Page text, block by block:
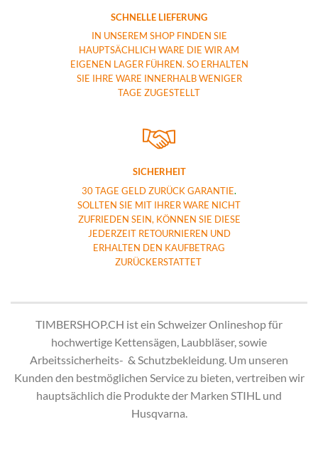
SCHNELLE LIEFERUNG
IN UNSEREM SHOP FINDEN SIE
HAUPTSÄCHLICH WARE DIE WIR AM
EIGENEN LAGER FÜHREN. SO ERHALTEN
SIE IHRE WARE INNERHALB WENIGER
TAGE ZUGESTELLT
SICHERHEIT
30 TAGE GELD ZURÜCK GARANTIE.
SOLLTEN SIE MIT IHRER WARE NICHT
ZUFRIEDEN SEIN, KÖNNEN SIE DIESE
JEDERZEIT RETOURNIEREN UND
ERHALTEN DEN KAUFBETRAG
ZURÜCKERSTATTET
TIMBERSHOP.CH ist ein Schweizer Onlineshop für
hochwertige Kettensägen, Laubbläser, sowie
Arbeitssicherheits- & Schutzbekleidung. Um unseren
Kunden den bestmöglichen Service zu bieten, vertreiben wir
hauptsächlich die Produkte der Marken STIHL und
Husqvarna.